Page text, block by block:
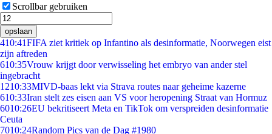
Scrollbar gebruiken
opslaan
410:41FIFA ziet kritiek op Infantino als desinformatie, Noorwegen eist
zijn aftreden
610:35Vrouw krijgt door verwisseling het embryo van ander stel
ingebracht
1210:33MIVD-baas lekt via Strava routes naar geheime kazerne
610:33Iran stelt zes eisen aan VS voor heropening Straat van Hormuz
6010:26EU bekritiseert Meta en TikTok om verspreiden desinformatie
Ceuta
7010:24Random Pics van de Dag #1980